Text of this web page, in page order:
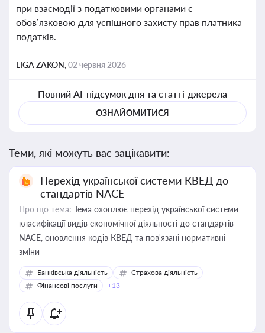
при взаємодії з податковими органами є
обов’язковою для успішного захисту прав платника
податків.
LIGA ZAKON,02 червня 2026
Повний AI-підсумок дня та статті-джерела
ОЗНАЙОМИТИСЯ
Теми, які можуть вас зацікавити:
Перехід української системи КВЕД до
стандартів NACE
Про що тема: Тема охоплює перехід української системи
класифікації видів економічної діяльності до стандартів
NACE, оновлення кодів КВЕД та пов'язані нормативні
зміни
Банківська діяльність
Страхова діяльність
Фінансові послуги
+13